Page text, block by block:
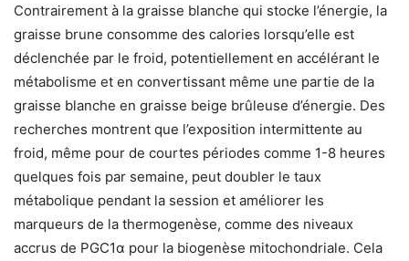
Contrairement à la graisse blanche qui stocke l’énergie, la
graisse brune consomme des calories lorsqu’elle est
déclenchée par le froid, potentiellement en accélérant le
métabolisme et en convertissant même une partie de la
graisse blanche en graisse beige brûleuse d’énergie. Des
recherches montrent que l’exposition intermittente au
froid, même pour de courtes périodes comme 1-8 heures
quelques fois par semaine, peut doubler le taux
métabolique pendant la session et améliorer les
marqueurs de la thermogenèse, comme des niveaux
accrus de PGC1α pour la biogenèse mitochondriale. Cela